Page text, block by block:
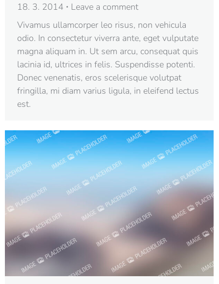
18. 3. 2014
Leave a comment
Vivamus ullamcorper leo risus, non vehicula
odio. In consectetur viverra ante, eget vulputate
magna aliquam in. Ut sem arcu, consequat quis
lacinia id, ultrices in felis. Suspendisse potenti.
Donec venenatis, eros scelerisque volutpat
fringilla, mi diam varius ligula, in eleifend lectus
est.